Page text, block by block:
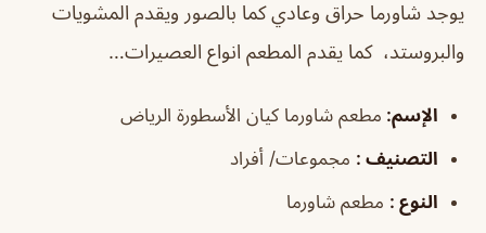
يوجد شاورما حراق وعادي كما بالصور ويقدم المشويات
والبروستد، كما يقدم المطعم انواع العصيرات…
الإسم: مطعم شاورما كيان الأسطورة الرياض
التصنيف : مجموعات/ أفراد
النوع : مطعم شاورما